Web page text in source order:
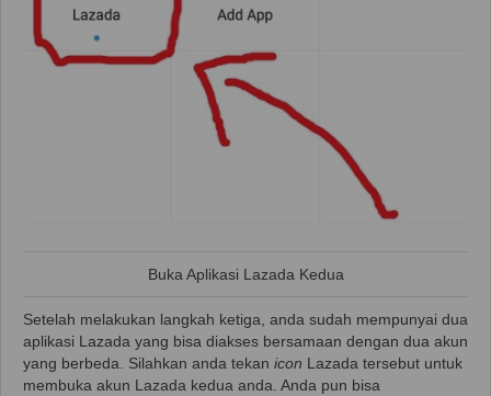
Buka Aplikasi Lazada Kedua
Setelah melakukan langkah ketiga, anda sudah mempunyai dua
aplikasi Lazada yang bisa diakses bersamaan dengan dua akun
yang berbeda. Silahkan anda tekan icon Lazada tersebut untuk
membuka akun Lazada kedua anda. Anda pun bisa